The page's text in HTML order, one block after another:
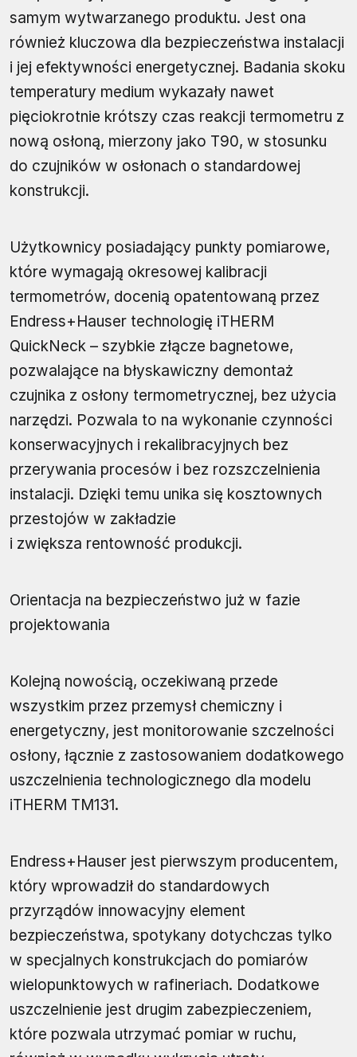
samym wytwarzanego produktu. Jest ona
również kluczowa dla bezpieczeństwa instalacji
i jej efektywności energetycznej. Badania skoku
temperatury medium wykazały nawet
pięciokrotnie krótszy czas reakcji termometru z
nową osłoną, mierzony jako T90, w stosunku
do czujników w osłonach o standardowej
konstrukcji.
Użytkownicy posiadający punkty pomiarowe,
które wymagają okresowej kalibracji
termometrów, docenią opatentowaną przez
Endress+Hauser technologię iTHERM
QuickNeck – szybkie złącze bagnetowe,
pozwalające na błyskawiczny demontaż
czujnika z osłony termometrycznej, bez użycia
narzędzi. Pozwala to na wykonanie czynności
konserwacyjnych i rekalibracyjnych bez
przerywania procesów i bez rozszczelnienia
instalacji. Dzięki temu unika się kosztownych
przestojów w zakładzie
i zwiększa rentowność produkcji.
Orientacja na bezpieczeństwo już w fazie
projektowania
Kolejną nowością, oczekiwaną przede
wszystkim przez przemysł chemiczny i
energetyczny, jest monitorowanie szczelności
osłony, łącznie z zastosowaniem dodatkowego
uszczelnienia technologicznego dla modelu
iTHERM TM131.
Endress+Hauser jest pierwszym producentem,
który wprowadził do standardowych
przyrządów innowacyjny element
bezpieczeństwa, spotykany dotychczas tylko
w specjalnych konstrukcjach do pomiarów
wielopunktowych w rafineriach. Dodatkowe
uszczelnienie jest drugim zabezpieczeniem,
które pozwala utrzymać pomiar w ruchu,